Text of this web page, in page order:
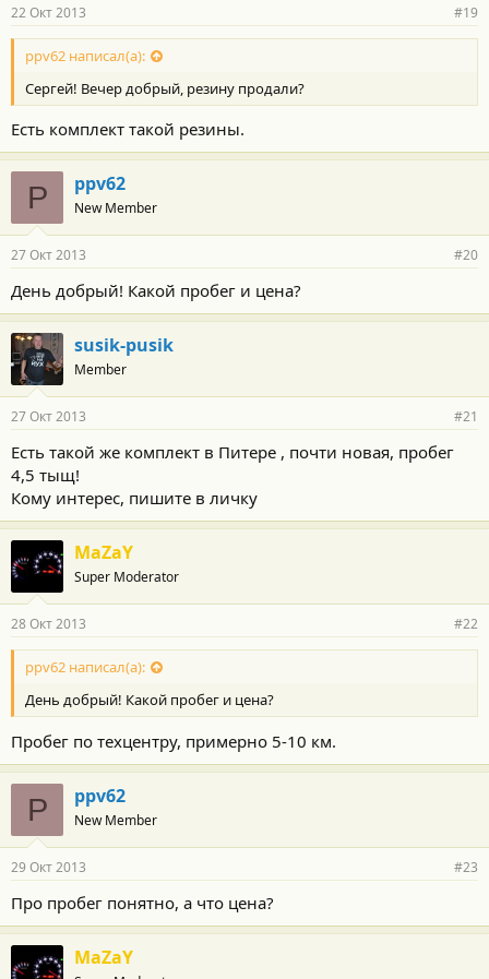
22 Окт 2013 #19
ppv62 написал(а):
Сергей! Вечер добрый, резину продали?
Есть комплект такой резины.
P ppv62
New Member
27 Окт 2013 #20
День добрый! Какой пробег и цена?
susik-pusik
Member
27 Окт 2013 #21
Есть такой же комплект в Питере , почти новая, пробег
4,5 тыщ!
Кому интерес, пишите в личку
MaZaY
Super Moderator
28 Окт 2013 #22
ppv62 написал(а):
День добрый! Какой пробег и цена?
Пробег по техцентру, примерно 5-10 км.
P ppv62
New Member
29 Окт 2013 #23
Про пробег понятно, а что цена?
MaZaY